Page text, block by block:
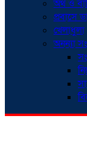
অর্থ ও
প্রবাসে
খেলাধুলা
অনন্যা